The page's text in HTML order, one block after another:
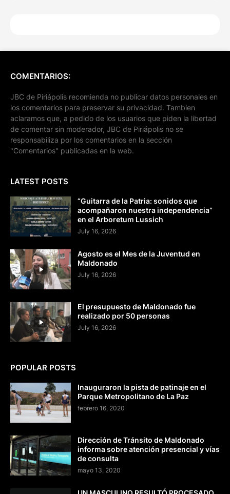
COMENTARIOS:
JBC de Piriápolis recomienda no publicar datos personales en
los comentarios para preservar su privacidad. Tambien
aclaramos que, a pedido de los usuarios que piden la libertad
de comentar sin moderador, JBC de Piriápolis no se
responsabiliza por los comentarios en la sección
"Comentarios" publicadas en la web.
LATEST POSTS
“Guitarra de la Patria: sonidos que
acompañaron nuestra independencia”
en el Arboretum Lussich
July 16, 2026
Agosto es el Mes de la Juventud en
Maldonado
July 16, 2026
El presupuesto de Maldonado fue
realizado por 50 personas
July 16, 2026
POPULAR POSTS
Inauguraron la pista de patinaje en el
Parque Metropolitano de La Paz
febrero 16, 2020
Dirección de Tránsito de Maldonado
informa sobre atención presencial y vías
de consulta
mayo 13, 2020